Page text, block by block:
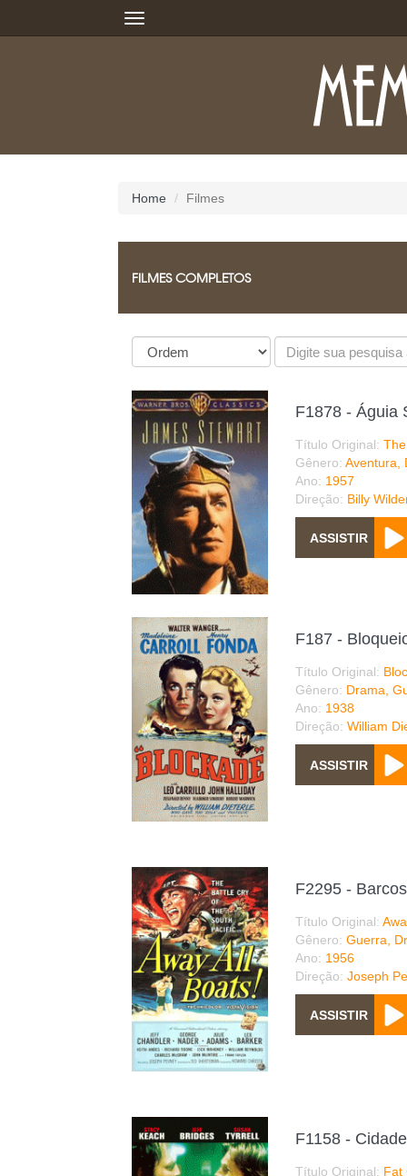
Home Filmes
FILMES COMPLETOS
F1878 - Águia
Título Original:
Gênero: Aventura,
Ano: 1957
Direção: Billy
F187 -
Título Original:
Gênero: Drama,
Ano: 1938
Direção: William
F2295 -
Título Original:
Gênero: Guerra,
Ano: 1956
Direção: Joseph
F1158 -
Título Original: Fat